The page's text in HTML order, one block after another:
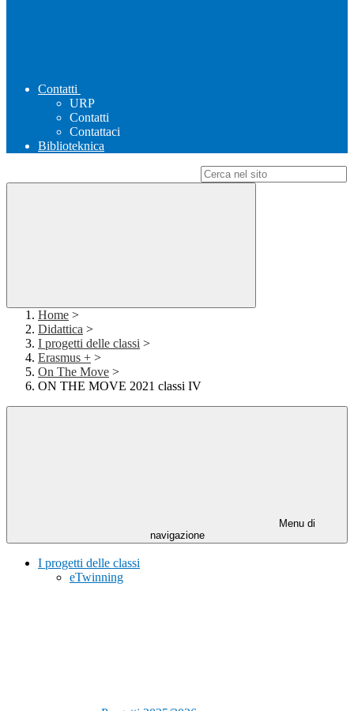
Contatti
URP
Contatti
Contattaci
Biblioteknica
Home >
Didattica >
I progetti delle classi >
Erasmus + >
On The Move >
ON THE MOVE 2021 classi IV
Menu di
navigazione
I progetti delle classi
eTwinning